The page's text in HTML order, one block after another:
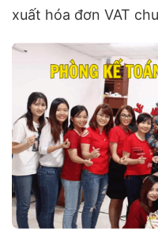
xuất hóa đơn VAT